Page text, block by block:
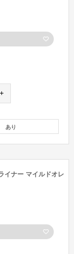
+
あり
イナー マイルドオレ